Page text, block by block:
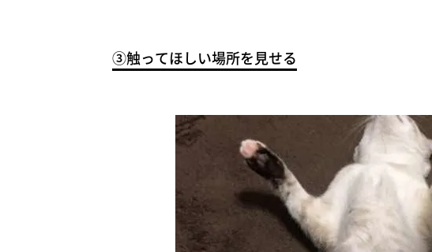
③触ってほしい場所を見せる